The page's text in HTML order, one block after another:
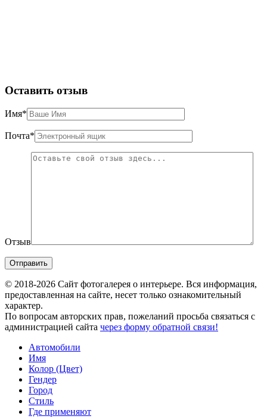
Оставить отзыв
Имя*
Почта*
Отзыв
© 2018-2026 Сайт фотогалерея о интерьере. Вся информация,
предоставленная на сайте, несет только ознакомительный
характер.
По вопросам авторских прав, пожеланий просьба связаться с
администрацией сайта через форму обратной связи!
Автомобили
Имя
Колор (Цвет)
Гендер
Город
Стиль
Где применяют